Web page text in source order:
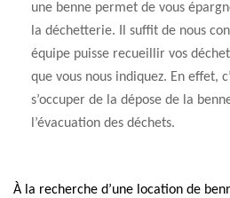
une benne permet de vous
la déchetterie. Il suffit de nous
équipe puisse recueillir vos
que vous nous indiquez. En effet,
s’occuper de la dépose de la
l’évacuation des déchets.
À la recherche d’une location de